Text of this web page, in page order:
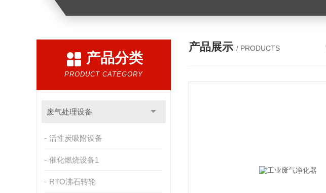
产品分类
PRODUCT CATEGORY
废气处理设备
活性炭吸附设备
催化燃烧设备1
RTO沸石转轮
产品展示 / PRODUCTS